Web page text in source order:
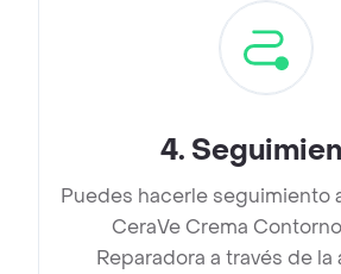
4.
Puedes hacerle seguimiento
CeraVe Crema
Reparadora a través de la